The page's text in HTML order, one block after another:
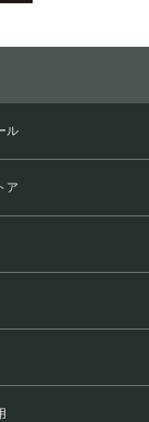
ル
ア